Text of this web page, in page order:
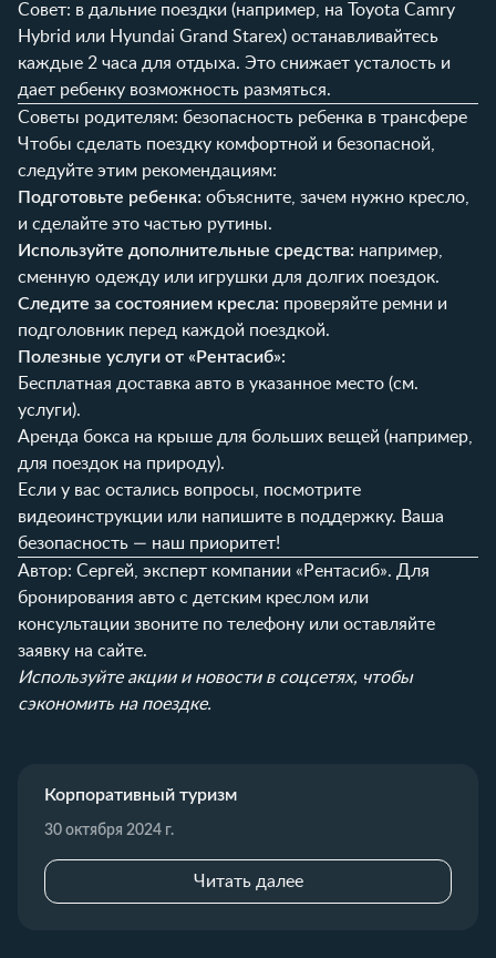
Совет: в дальние поездки (например, на Toyota Camry
Hybrid или Hyundai Grand Starex) останавливайтесь
каждые 2 часа для отдыха. Это снижает усталость и
дает ребенку возможность размяться.
Советы родителям: безопасность ребенка в трансфере
Чтобы сделать поездку комфортной и безопасной,
следуйте этим рекомендациям:
Подготовьте ребенка: объясните, зачем нужно кресло,
и сделайте это частью рутины.
Используйте дополнительные средства: например,
сменную одежду или игрушки для долгих поездок.
Следите за состоянием кресла: проверяйте ремни и
подголовник перед каждой поездкой.
Полезные услуги от «Рентасиб»:
Бесплатная доставка авто в указанное место (см.
услуги).
Аренда бокса на крыше для больших вещей (например,
для поездок на природу).
Если у вас остались вопросы, посмотрите
видеоинструкции или напишите в поддержку. Ваша
безопасность — наш приоритет!
Автор: Сергей, эксперт компании «Рентасиб». Для
бронирования авто с детским креслом или
консультации звоните по телефону или оставляйте
заявку на сайте.
Используйте акции и новости в соцсетях, чтобы
сэкономить на поездке.
Корпоративный туризм
30 октября 2024 г.
Читать далее